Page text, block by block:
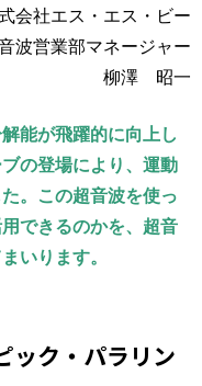
会社エス・エス・ビー
波営業部マネージャー
柳澤 昭一
能が飛躍的に向上し
の登場により、運動
。この超音波を使っ
できるのかを、超音
いります。
ク・パラリン